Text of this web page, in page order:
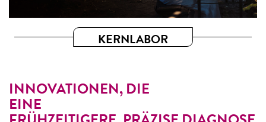
KERNLABOR
INNOVATIONEN, DIE
EINE